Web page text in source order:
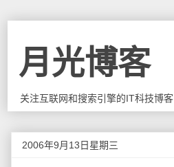
月光博客
关注互联网和搜索引擎的IT科技博客
2006年9月13日星期三